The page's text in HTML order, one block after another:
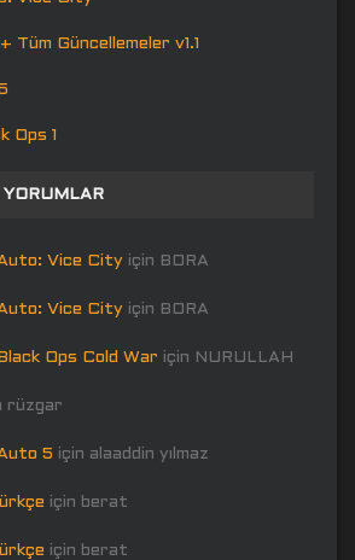
Güncellemeler v1.1
Ops 1
Vice City için BORA
Vice City için BORA
Ops Cold War için NURULLAH
rüzgar
5 için alaaddin yılmaz
için berat
için berat